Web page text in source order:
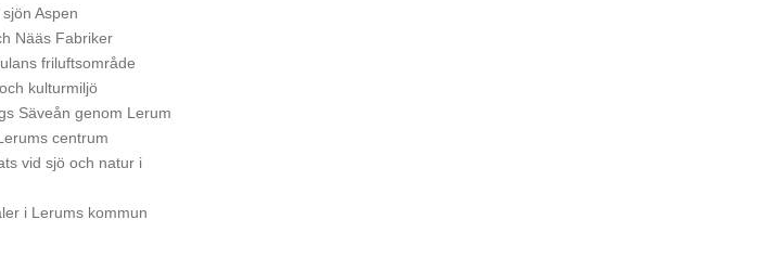
Aspen
Nääs Fabriker
friluftsområde
kulturmiljö
Säveån genom Lerum
centrum
vid sjö och natur i
i Lerums kommun